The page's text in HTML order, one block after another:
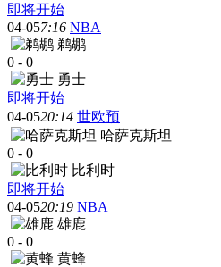
即将开始
04-057:16 NBA
鹈鹕
0 - 0
勇士
即将开始
04-0520:14 世欧预
哈萨克斯坦
0 - 0
比利时
即将开始
04-0520:19 NBA
雄鹿
0 - 0
黄蜂